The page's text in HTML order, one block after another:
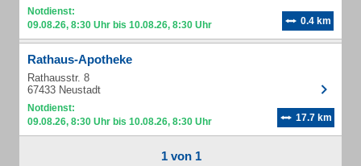
Notdienst:
09.08.26, 8:30 Uhr bis 10.08.26, 8:30 Uhr
0.4 km
Rathaus-Apotheke
Rathausstr. 8
67433 Neustadt
Notdienst:
09.08.26, 8:30 Uhr bis 10.08.26, 8:30 Uhr
17.7 km
1 von 1